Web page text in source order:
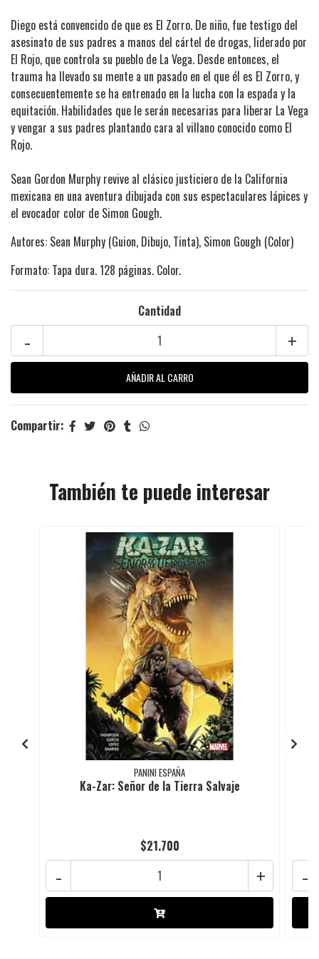
Diego está convencido de que es El Zorro. De niño, fue testigo del
asesinato de sus padres a manos del cártel de drogas, liderado por
El Rojo, que controla su pueblo de La Vega. Desde entonces, el
trauma ha llevado su mente a un pasado en el que él es El Zorro, y
consecuentemente se ha entrenado en la lucha con la espada y la
equitación. Habilidades que le serán necesarias para liberar La Vega
y vengar a sus padres plantando cara al villano conocido como El
Rojo.
Sean Gordon Murphy revive al clásico justiciero de la California
mexicana en una aventura dibujada con sus espectaculares lápices y
el evocador color de Simon Gough.
Autores: Sean Murphy (Guion, Dibujo, Tinta), Simon Gough (Color)
Formato: Tapa dura. 128 páginas. Color.
Cantidad
+
-
Compartir:
También te puede interesar
PANINI ESPAÑA
Ka-Zar: Señor de la Tierra Salvaje
$21.700
+
- -